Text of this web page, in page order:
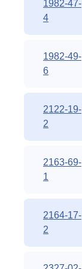
1982-47-
4
1982-49-
6
2122-19-
2
2163-69-
1
2164-17-
2